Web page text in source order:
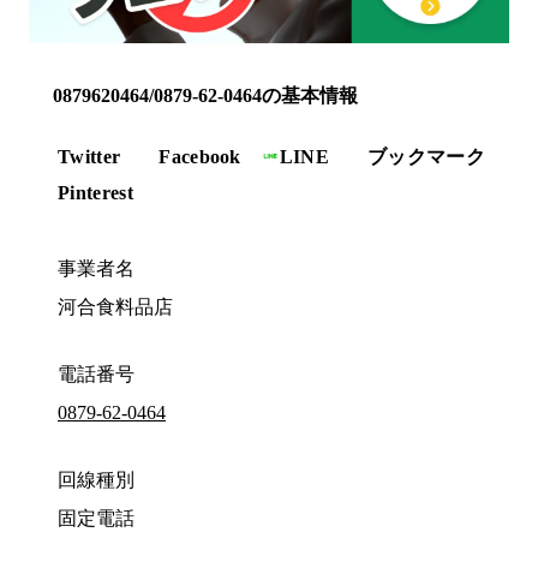
0879620464/0879-62-0464の基本情報
Twitter Facebook LINE
ブックマーク
Pinterest
事業者名
河合食料品店
電話番号
0879-62-0464
回線種別
固定電話